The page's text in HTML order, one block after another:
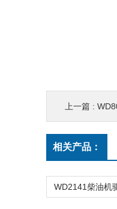
上一篇 :
相关产品：